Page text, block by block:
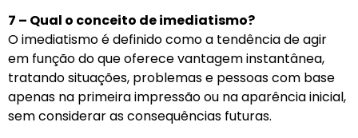
7 – Qual o conceito de imediatismo?
O imediatismo é definido como a tendência de agir
em função do que oferece vantagem instantânea,
tratando situações, problemas e pessoas com base
apenas na primeira impressão ou na aparência inicial,
sem considerar as consequências futuras.